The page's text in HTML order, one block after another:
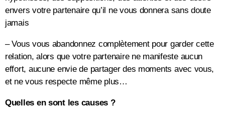
envers votre partenaire qu’il ne vous donnera sans doute
jamais
– Vous vous abandonnez complètement pour garder cette
relation, alors que votre partenaire ne manifeste aucun
effort, aucune envie de partager des moments avec vous,
et ne vous respecte même plus…
Quelles en sont les causes ?